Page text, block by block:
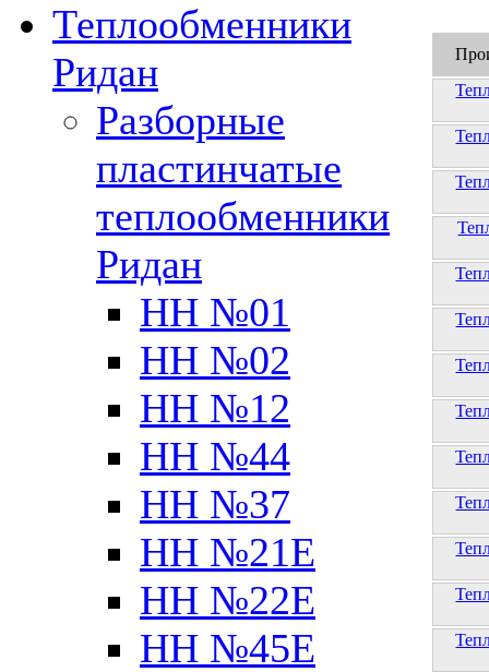
Теплообменники
Ридан
Разборные
пластинчатые
теплообменники
Ридан
НН №01
НН №02
НН №12
НН №44
НН №37
НН №21Е
НН №22Е
НН №45Е